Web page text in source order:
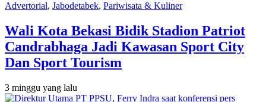
Advertorial, Jabodetabek, Pariwisata & Kuliner
Wali Kota Bekasi Bidik Stadion Patriot
Candrabhaga Jadi Kawasan Sport City
Dan Sport Tourism
3 minggu yang lalu